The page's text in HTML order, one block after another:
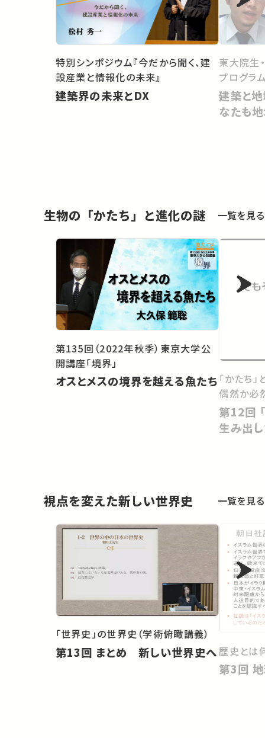
特別シンポジウム『今だから聞く、建
設産業と情報化の未来』
建築界の未来とDX
東大院生
プログラ
建築と
なたも地
生物の「かたち」と進化の謎 一覧を見る
第135回（2022年秋季）東京大学公
開講座「境界」
オスとメスの境界を越える魚たち 「かたち
偶然か必
第12回 「超・利己的な遺伝子」を
生み出
視点を変えた新しい世界史 一覧を見る
「世界史」の世界史（学術俯瞰講義）
第13回 まとめ 新しい世界史へ歴史とは
第